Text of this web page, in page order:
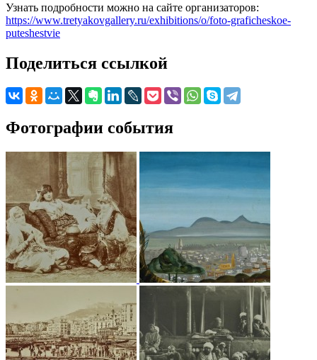
Узнать подробности можно на сайте организаторов:
https://www.tretyakovgallery.ru/exhibitions/o/foto-graficheskoe-
puteshestvie
Поделиться ссылкой
Фотографии события